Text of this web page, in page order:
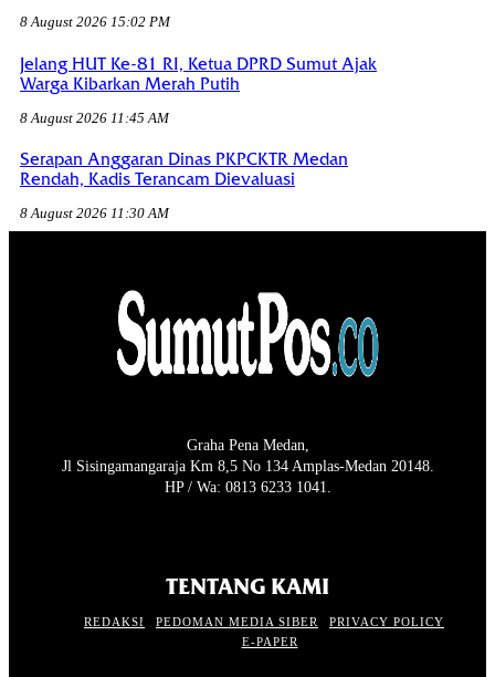
8 August 2026 15:02 PM
Jelang HUT Ke-81 RI, Ketua DPRD Sumut Ajak
Warga Kibarkan Merah Putih
8 August 2026 11:45 AM
Serapan Anggaran Dinas PKPCKTR Medan
Rendah, Kadis Terancam Dievaluasi
8 August 2026 11:30 AM
Graha Pena Medan,
Jl Sisingamangaraja Km 8,5 No 134 Amplas-Medan 20148.
HP / Wa: 0813 6233 1041.
TENTANG KAMI
REDAKSI PEDOMAN MEDIA SIBER
PRIVACY POLICY
E-PAPER